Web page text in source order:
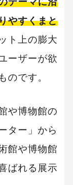
る
事を書いてみ
やすくまと
ト上の膨大
ーザーが欲
のです。
や博物館の
ター」から
館や博物館
ばれる展示